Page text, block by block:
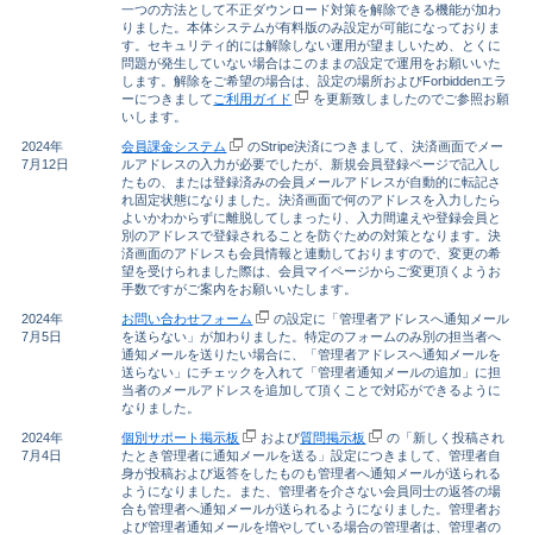
一つの方法として不正ダウンロード対策を解除できる機能が加わ
りました。本体システムが有料版のみ設定が可能になっておりま
す。セキュリティ的には解除しない運用が望ましいため、とくに
問題が発生していない場合はこのままの設定で運用をお願いいた
します。解除をご希望の場合は、設定の場所およびForbiddenエラ
ーにつきまして ご利用ガイド
を更新致しましたのでご参照お願
いします。
2024年
7月12日
会員課金システム
のStripe決済につきまして、決済画面でメー
ルアドレスの入力が必要でしたが、新規会員登録ページで記入し
たもの、または登録済みの会員メールアドレスが自動的に転記さ
れ固定状態になりました。決済画面で何のアドレスを入力したら
よいかわからずに離脱してしまったり、入力間違えや登録会員と
別のアドレスで登録されることを防ぐための対策となります。決
済画面のアドレスも会員情報と連動しておりますので、変更の希
望を受けられました際は、会員マイページからご変更頂くようお
手数ですがご案内をお願いいたします。
2024年
7月5日
お問い合わせフォーム
の設定に「管理者アドレスへ通知メール
を送らない」が加わりました。特定のフォームのみ別の担当者へ
通知メールを送りたい場合に、「管理者アドレスへ通知メールを
送らない」にチェックを入れて「管理者通知メールの追加」に担
当者のメールアドレスを追加して頂くことで対応ができるように
なりました。
2024年
7月4日
個別サポート掲示板 および質問掲示板
の「新しく投稿され
たとき管理者に通知メールを送る」設定につきまして、管理者自
身が投稿および返答をしたものも管理者へ通知メールが送られる
ようになりました。また、管理者を介さない会員同士の返答の場
合も管理者へ通知メールが送られるようになりました。管理者お
よび管理者通知メールを増やしている場合の管理者は、管理者の